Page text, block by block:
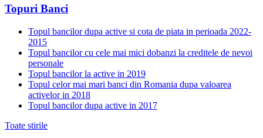
Topuri Banci
Topul bancilor dupa active si cota de piata in perioada 2022-
2015
Topul bancilor cu cele mai mici dobanzi la creditele de nevoi
personale
Topul bancilor la active in 2019
Topul celor mai mari banci din Romania dupa valoarea
activelor in 2018
Topul bancilor dupa active in 2017
Toate stirile